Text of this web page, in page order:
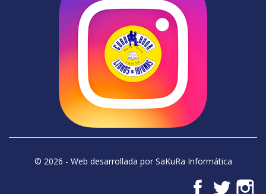
© 2026 - Web desarrollada por SaKuRa Informática